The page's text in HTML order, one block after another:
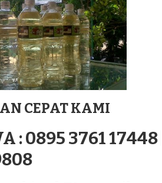
CEPAT KAMI
: 0895 3761